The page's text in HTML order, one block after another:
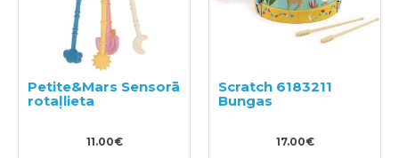
Petite&Mars Sensorā
rotaļlieta
11.00€
Scratch 6183211
Bungas
17.00€